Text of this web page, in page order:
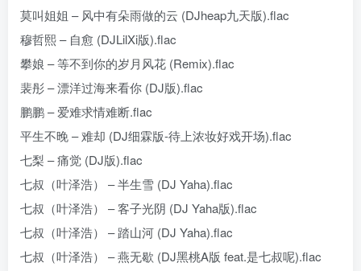
莫叫姐姐 – 风中有朵雨做的云 (DJheap九天版).flac
穆哲熙 – 自愈 (DJLilXi版).flac
攀娘 – 等不到你的岁月风花 (Remix).flac
裴彤 – 漂洋过海来看你 (DJ版).flac
鹏鹏 – 爱难求情难断.flac
平生不晚 – 难却 (DJ细霖版-待上浓妆好戏开场).flac
七梨 – 痛觉 (DJ版).flac
七叔（叶泽浩） – 半生雪 (DJ Yaha).flac
七叔（叶泽浩） – 客子光阴 (DJ Yaha版).flac
七叔（叶泽浩） – 踏山河 (DJ Yaha).flac
七叔（叶泽浩） – 燕无歇 (DJ黑桃A版 feat.是七叔呢).flac